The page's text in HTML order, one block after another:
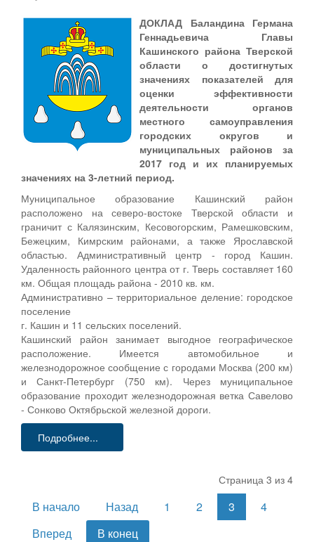
ДОКЛАД Баландина Германа
Геннадьевича Главы
Кашинского района Тверской
области о достигнутых
значениях показателей для
оценки эффективности
деятельности органов
местного самоуправления
городских округов и
муниципальных районов за
2017 год и их планируемых
значениях на 3-летний период.
Муниципальное образование Кашинский район
расположено на северо-востоке Тверской области и
граничит с Калязинским, Кесовогорским, Рамешковским,
Бежецким, Кимрским районами, а также Ярославской
областью. Административный центр - город Кашин.
Удаленность районного центра от г. Тверь составляет 160
км. Общая площадь района - 2010 кв. км.
Административно – территориальное деление: городское
поселение
г. Кашин и 11 сельских поселений.
Кашинский район занимает выгодное географическое
расположение. Имеется автомобильное и
железнодорожное сообщение с городами Москва (200 км)
и Санкт-Петербург (750 км). Через муниципальное
образование проходит железнодорожная ветка Савелово
- Сонково Октябрьской железной дороги.
Подробнее...
Страница 3 из 4
В начало Назад 1 2 3
4
Вперед
В конец